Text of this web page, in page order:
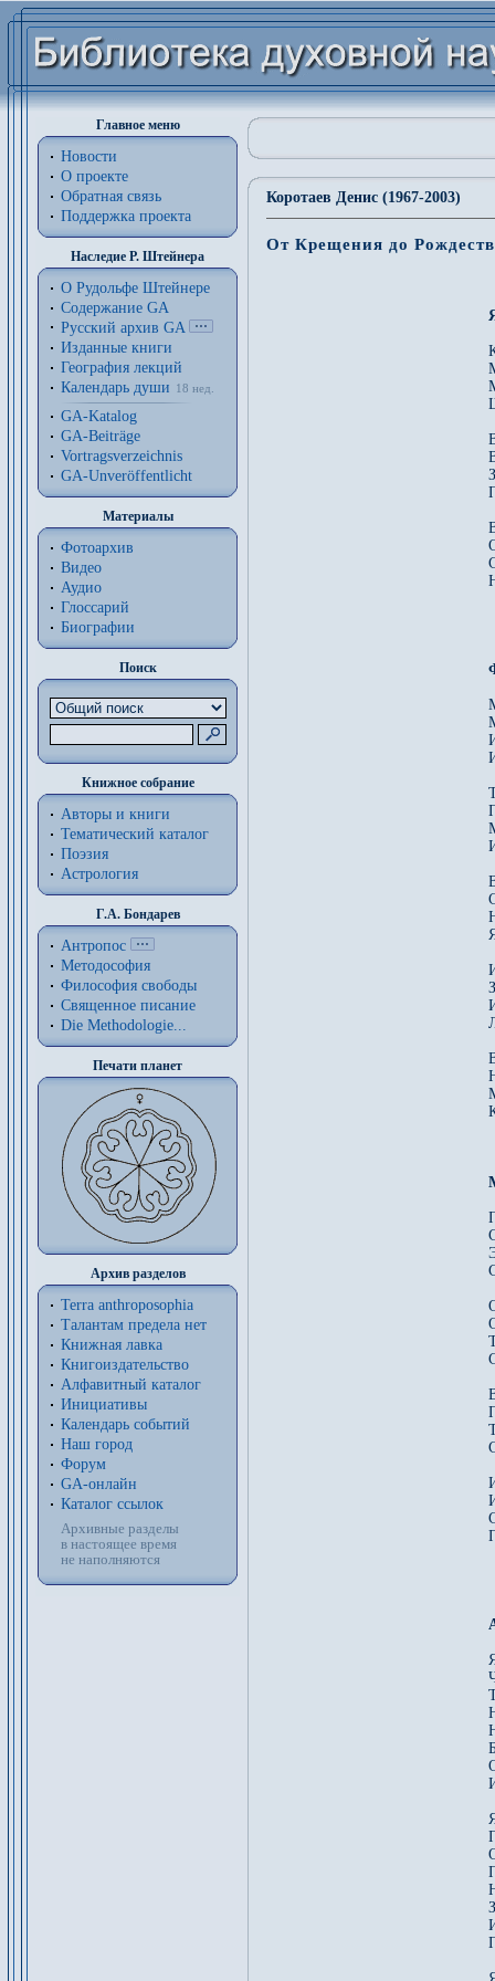
Главное меню
Новости
О проекте
Обратная связь
Поддержка проекта
Наследие Р. Штейнера
О Рудольфе Штейнере
Содержание GA
Русский архив GA
Изданные книги
География лекций
Календарь души
18 нед.
GA-Katalog
GA-Beiträge
Vortragsverzeichnis
GA-Unveröffentlicht
Материалы
Фотоархив
Видео
Аудио
Глоссарий
Биографии
Поиск
Книжное собрание
Авторы и книги
Тематический каталог
Поэзия
Астрология
Г.А. Бондарев
Антропос
Методософия
Философия cвободы
Священное писание
Die Methodologie...
Печати планет
Архив разделов
Terra anthroposophia
Талантам предела нет
Книжная лавка
Книгоиздательство
Алфавитный каталог
Инициативы
Календарь событий
Наш город
Форум
GA-онлайн
Каталог ссылок
Архивные разделы
в настоящее время
не наполняются
Коротаев Денис (1967-2003)
От Крещения до